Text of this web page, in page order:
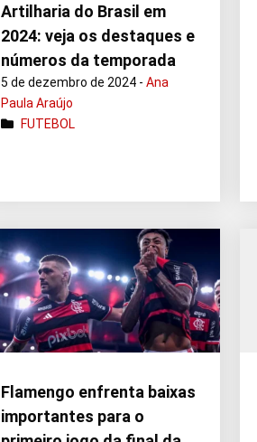
Artilharia do Brasil em
2024: veja os destaques e
números da temporada
5 de dezembro de 2024 -Ana
Paula Araújo
FUTEBOL
Flamengo enfrenta baixas
importantes para o